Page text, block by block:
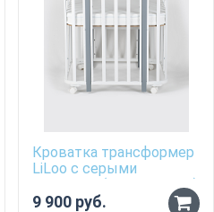
Кроватка трансформер
LiLoo с серыми
стойками (Цвет: Белый)
9 900 руб.